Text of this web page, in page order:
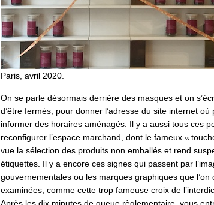
Paris, avril 2020.
On se parle désormais derrière des masques et on
d’être fermés, pour donner l’adresse du site internet
informer des horaires aménagés. Il y a aussi tous ces
reconfigurer l’espace marchand, dont le fameux «
vue la sélection des produits non emballés et rend
étiquettes. Il y a encore ces signes qui passent par
gouvernementales ou les marques graphiques que
examinées, comme cette trop fameuse croix de